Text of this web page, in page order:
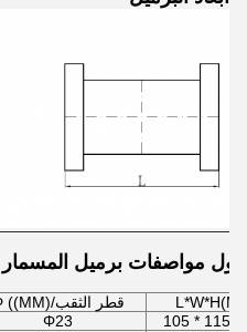
مواصفات برميل المسمار
قطر الثقب/Φ ((MM)
Φ23